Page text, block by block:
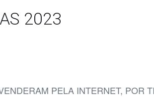
2023
PELA INTERNET, POR